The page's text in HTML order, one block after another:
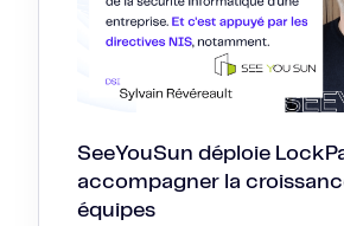
SeeYouSun déploie
accompagner la
équipes